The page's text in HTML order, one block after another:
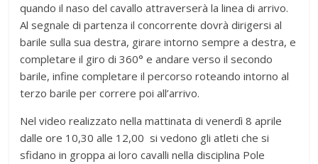
quando il naso del cavallo attraverserà la linea di arrivo.
Al segnale di partenza il concorrente dovrà dirigersi al
barile sulla sua destra, girare intorno sempre a destra, e
completare il giro di 360° e andare verso il secondo
barile, infine completare il percorso roteando intorno al
terzo barile per correre poi all’arrivo.
Nel video realizzato nella mattinata di venerdì 8 aprile
dalle ore 10,30 alle 12,00 si vedono gli atleti che si
sfidano in groppa ai loro cavalli nella disciplina Pole